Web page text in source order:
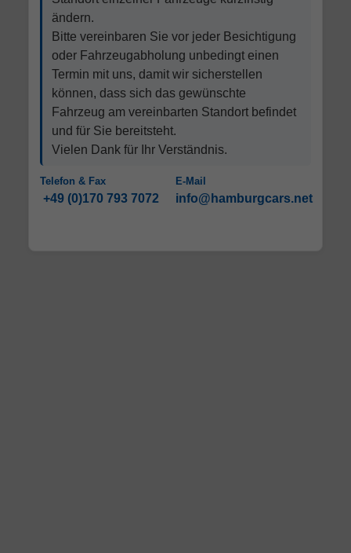
ändern.
Bitte vereinbaren Sie vor jeder Besichtigung
oder Fahrzeugabholung unbedingt einen
Termin mit uns, damit wir sicherstellen
können, dass sich das gewünschte
Fahrzeug am vereinbarten Standort befindet
und für Sie bereitsteht.
Vielen Dank für Ihr Verständnis.
Telefon & Fax
+49 (0)170 793 7072
E-Mail
info@hamburgcars.net